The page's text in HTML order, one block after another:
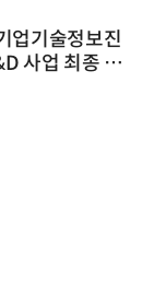
정보진
종 선